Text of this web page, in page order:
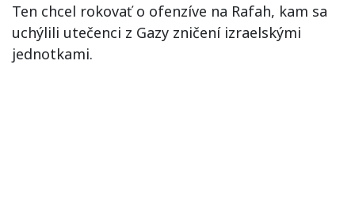
Ten chcel rokovať o ofenzíve na Rafah, kam sa
uchýlili utečenci z Gazy zničení izraelskými
jednotkami.